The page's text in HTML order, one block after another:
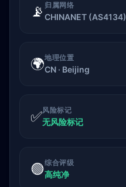
📡 归属网络
CHINANET (AS4134)
🌍地理位置
CN · Beijing
✅风险标记
无风险标记
🟢综合评级
高纯净